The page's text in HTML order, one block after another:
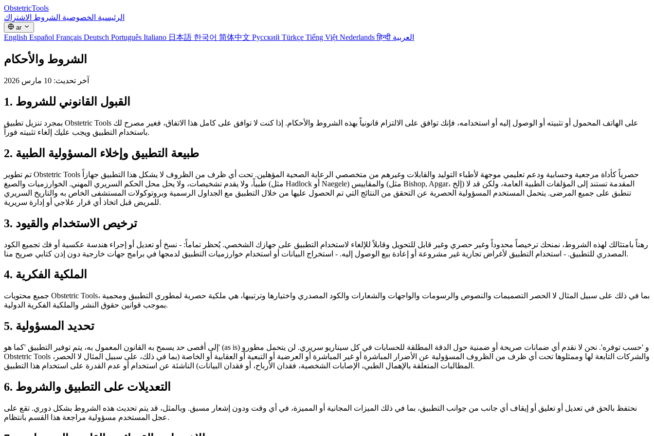
ObstetricTools
الرئيسية الخصوصية الشروط الاشتراك
ar
English Español Français Deutsch Português Italiano 日本語 한국어 简体中文 Русский Türkçe Tiếng Việt Nederlandsहिन्दी العربية
الشروط والأحكام
آخر تحديث: 10 مارس 2026
1. القبول القانوني للشروط
بمجرد تنزيل تطبيق Obstetric Tools على الهاتف المحمول أو تثبيته أو الوصول إليه أو استخدامه، فإنك توافق على الالتزام قانونياً بهذه الشروط والأحكام. إذا كنت لا توافق على كامل هذا الاتفاق، فغير مصرح لك
باستخدام التطبيق ويجب عليك إلغاء تثبيته فوراً.
2. طبيعة التطبيق وإخلاء المسؤولية الطبية
تم تطوير Obstetric Tools حصرياً كأداة مرجعية وحسابية ودعم تعليمي موجهة لأطباء التوليد والقابلات وغيرهم من متخصصي الرعاية الصحية المؤهلين. تحت أي ظرف من الظروف لا يشكل هذا التطبيق جهازاً
طبياً، ولا يقدم تشخيصات، ولا يحل محل الحكم السريري المهني. الخوارزميات والصيغ (مثل Hadlock أو Naegele) والمقاييس (مثل Bishop, Apgar، إلخ) المقدمة تستند إلى المؤلفات الطبية العامة، ولكن قد لا
تنطبق على جميع المرضى. يتحمل المستخدم المسؤولية الحصرية عن التحقق من النتائج التي تم الحصول عليها من خلال التطبيق مع الجداول الرسمية وبروتوكولات المستشفى الخاص به والتاريخ السريري
للمريض قبل اتخاذ أي قرار علاجي أو إدارة سريرية.
3. ترخيص الاستخدام والقيود
رهناً بامتثالك لهذه الشروط، نمنحك ترخيصاً محدوداً وغير حصري وغير قابل للتحويل وقابلاً للإلغاء لاستخدام التطبيق على جهازك الشخصي. يُحظر تماماً: - نسخ أو تعديل أو إجراء هندسة عكسية أو فك تجميع الكود
المصدري للتطبيق. - استخدام التطبيق لأغراض تجارية غير مشروعة أو إعادة بيع الوصول إليه. - استخراج البيانات أو استخدام خوارزميات التطبيق لدمجها في برامج جهات خارجية دون إذن كتابي صريح منا.
4. الملكية الفكرية
جميع محتويات Obstetric Tools، بما في ذلك على سبيل المثال لا الحصر التصميمات والنصوص والرسومات والواجهات والشعارات والكود المصدري واختيارها وترتيبها، هي ملكية حصرية لمطوري التطبيق ومحمية
بموجب قوانين حقوق النشر والملكية الفكرية الدولية.
5. تحديد المسؤولية
إلى أقصى حد يسمح به القانون المعمول به، يتم توفير التطبيق 'كما هو' (as is) و 'حسب توفره'. نحن لا نقدم أي ضمانات صريحة أو ضمنية حول الدقة المطلقة للحسابات في كل سيناريو سريري. لن يتحمل مطورو
Obstetric Tools والشركات التابعة لها وممثلوها تحت أي ظرف من الظروف المسؤولية عن الأضرار المباشرة أو غير المباشرة أو العرضية أو التبعية أو العقابية أو الخاصة (بما في ذلك، على سبيل المثال لا الحصر،
المطالبات المتعلقة بالإهمال الطبي، الإصابات الشخصية، فقدان الأرباح، أو فقدان البيانات) الناشئة عن استخدام أو عدم القدرة على استخدام هذا التطبيق.
6. التعديلات على التطبيق والشروط
نحتفظ بالحق في تعديل أو تعليق أو إيقاف أي جانب من جوانب التطبيق، بما في ذلك الميزات المجانية أو المميزة، في أي وقت ودون إشعار مسبق. وبالمثل، قد يتم تحديث هذه الشروط بشكل دوري. تقع على
عجل المستخدم مسؤولية مراجعة هذا القسم بانتظام.